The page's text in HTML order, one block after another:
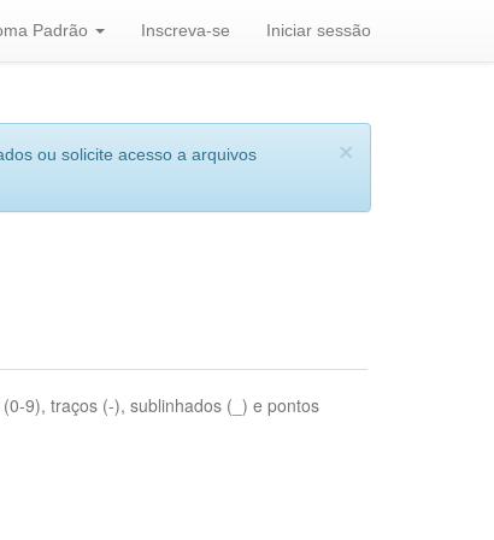
Padrão Inscreva-se Iniciar sessão
×
ou solicite acesso a arquivos
9), traços (-), sublinhados (_) e pontos